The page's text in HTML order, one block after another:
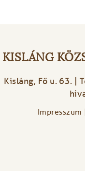
KISLÁNG
Kisláng, Fő u. 63. |
Impresszum